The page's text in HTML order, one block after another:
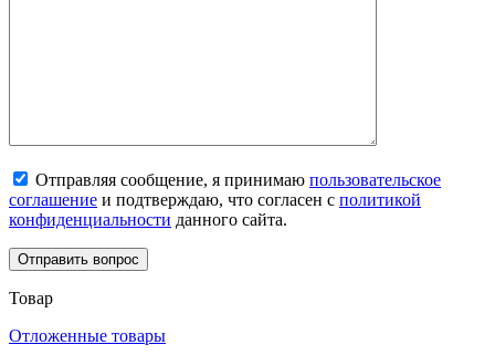
Отправляя сообщение, я принимаю пользовательское
соглашение и подтверждаю, что согласен с политикой
конфиденциальности данного сайта.
Товар
Отложенные товары